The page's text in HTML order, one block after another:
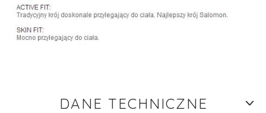
DANE TECHNICZNE